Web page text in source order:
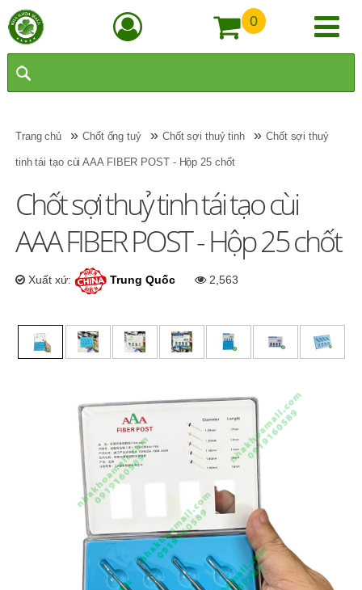
0
Trang chủ »Chốt ống tuỷ » Chốt sợi thuỷ tinh »Chốt sợi thuỷ
tinh tái tạo cùi AAA FIBER POST - Hộp 25 chốt
Chốt sợi thuỷ tinh tái tạo cùi
AAA FIBER POST - Hộp 25 chốt
Xuất xứ: Trung Quốc 2,563